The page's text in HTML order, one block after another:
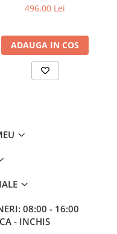
496,00 Lei
ADAUGA IN COS
08:00 - 16:00
- INCHIS